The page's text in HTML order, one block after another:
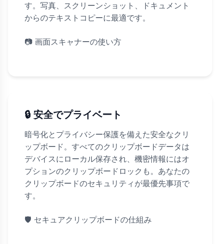
す。写真、スクリーンショット、ドキュメント
からのテキストコピーに最適です。
📷 画面スキャナーの使い方
🔒 安全でプライベート
暗号化とプライバシー保護を備えた安全なクリ
ップボード。すべてのクリップボードデータは
デバイスにローカル保存され、機密情報にはオ
プションのクリップボードロックも。あなたの
クリップボードのセキュリティが最優先事項で
す。
🛡️ セキュアクリップボードの仕組み